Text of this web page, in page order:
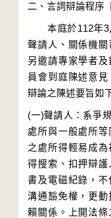
本庭於112年3
聲請人、關係機關
另邀請專家學者
員會到庭陳述意
(一)聲請人：系爭
處所與一般處所
之處所得輕易成
得搜索、扣押辯
書及電磁紀錄，
溝通豁免權，更
賴關係。上開法